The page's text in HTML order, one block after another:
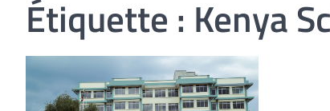
Étiquette : Kenya